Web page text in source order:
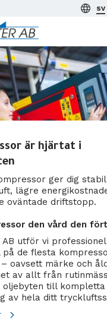
sv
är hjärtat i
ger dig stabil
lägre
oväntade driftstopp.
den vård den
AB utför vi
på de flesta
oavsett märke och
av allt från
oljebyten till kompletta
av hela ditt